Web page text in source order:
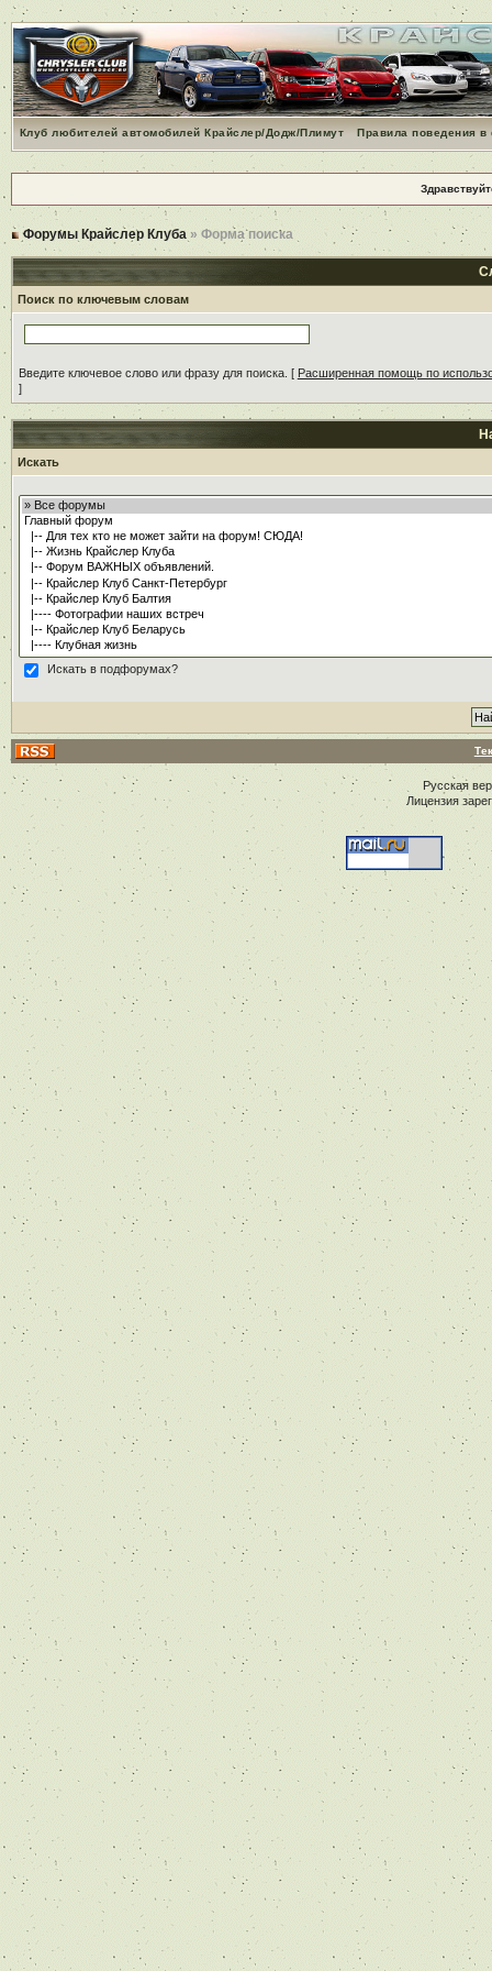
Клуб любителей автомобилей Крайслер/Додж/Плимут Правила поведения
Форумы Крайслер Клуба » Форма поиска
Поиск по ключевым словам
Введите ключевое слово или фразу для поиска. [ Расширенная помощь по
]
Искать
Искать в подфорумах?
Русская
Лицензия